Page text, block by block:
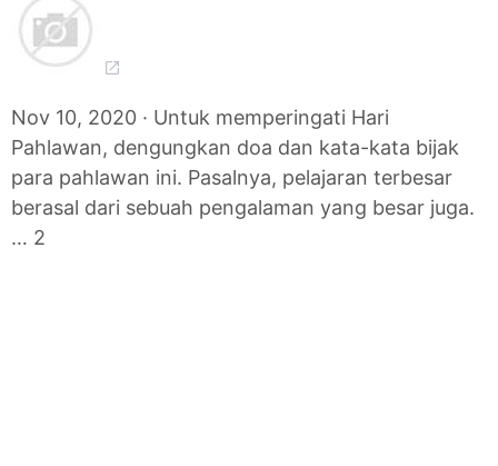
Nov 10, 2020 · Untuk memperingati Hari
Pahlawan, dengungkan doa dan kata-kata bijak
para pahlawan ini. Pasalnya, pelajaran terbesar
berasal dari sebuah pengalaman yang besar juga.
… 2